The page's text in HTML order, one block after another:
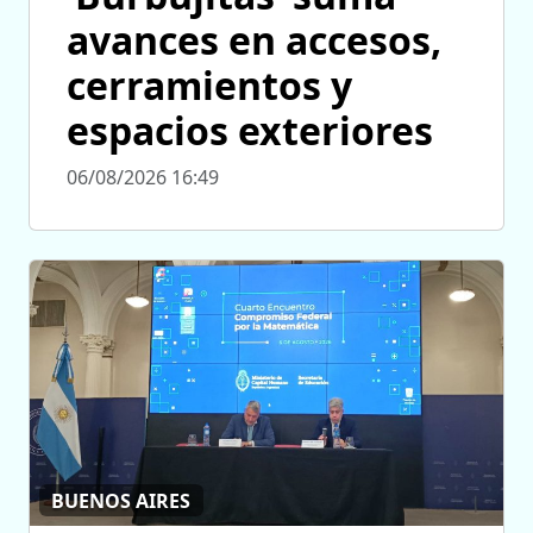
avances en accesos,
cerramientos y
espacios exteriores
06/08/2026 16:49
BUENOS AIRES